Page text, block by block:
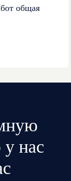
общая
у нас